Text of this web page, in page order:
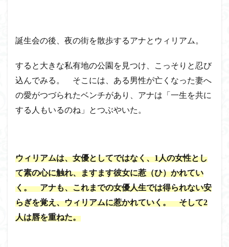
誕生会の後、夜の街を散歩するアナとウィリアム。
すると大きな私有地の公園を見つけ、こっそりと忍び
込んでみる。 そこには、ある男性が亡くなった妻へ
の愛がつづられたベンチがあり、アナは「一生を共に
する人もいるのね」とつぶやいた。
ウィリアムは、女優としてではなく、1人の女性とし
て素の心に触れ、ますます彼女に惹（ひ）かれてい
く。 アナも、これまでの女優人生では得られない安
らぎを覚え、ウィリアムに惹かれていく。 そして2
人は唇を重ねた。